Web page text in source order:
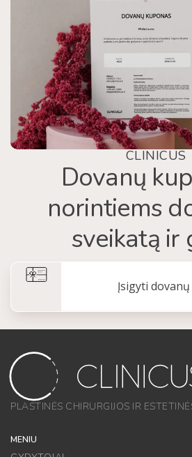
CLINICUS
Dovanų
norintiems
sveikatą ir
Įsigyti
PLASTINĖS CHIRURGIJOS IR
MENIU